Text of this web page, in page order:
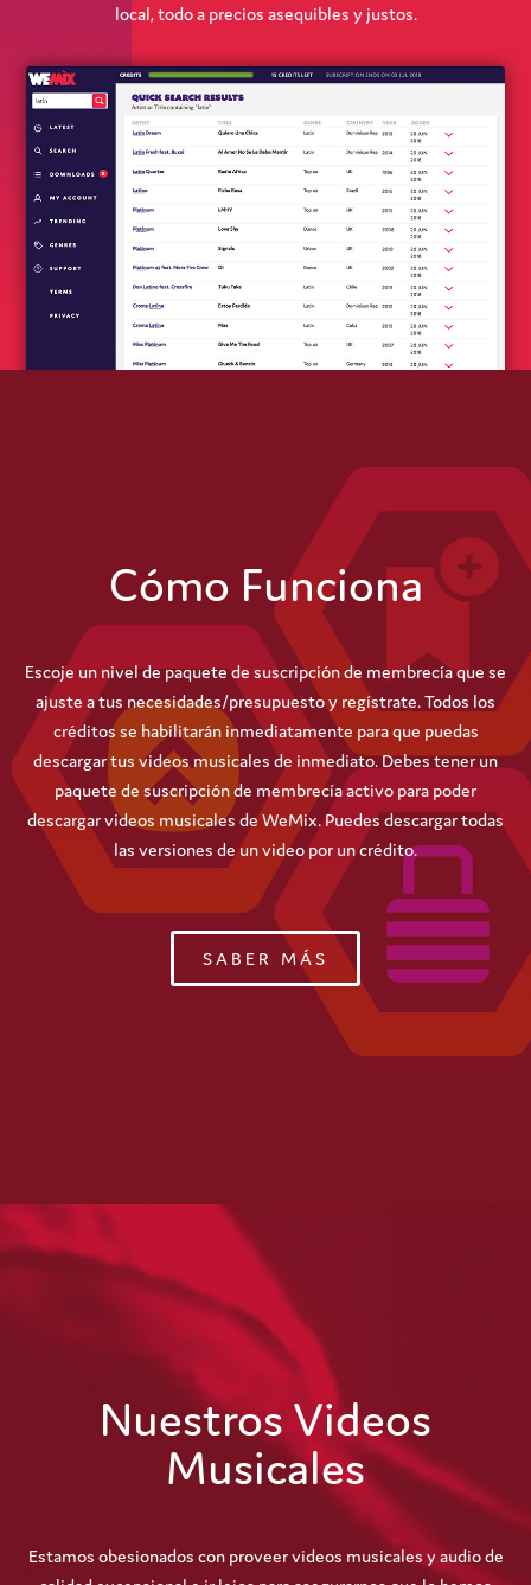
local, todo a precios asequibles y justos.
Cómo Funciona
Escoje un nivel de paquete de suscripción de membrecía que se
ajuste a tus necesidades/presupuesto y regístrate. Todos los
créditos se habilitarán inmediatamente para que puedas
descargar tus videos musicales de inmediato. Debes tener un
paquete de suscripción de membrecía activo para poder
descargar videos musicales de WeMix. Puedes descargar todas
las versiones de un video por un crédito.
SABER MÁS
Nuestros Videos
Musicales
Estamos obesionados con proveer videos musicales y audio de